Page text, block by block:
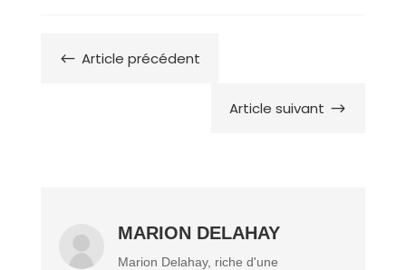
# Article précédent
Article suivant $
MARION DELAHAY
Marion Delahay, riche d'une